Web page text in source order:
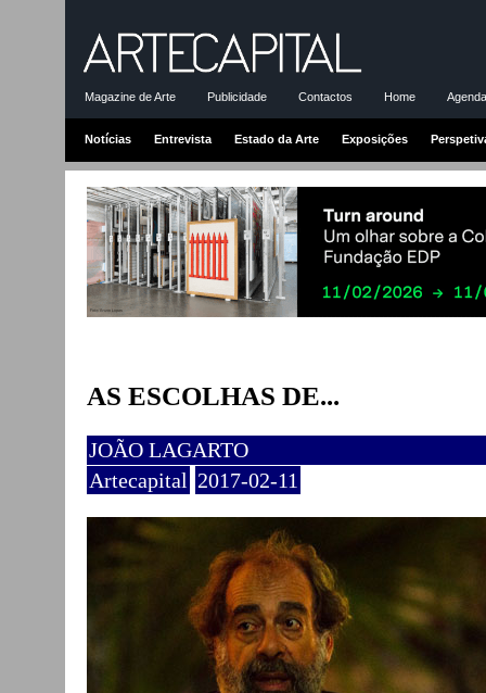
Magazine de Arte Publicidade Contactos Home
Notícias Entrevista Estado da Arte Exposições
AS ESCOLHAS DE...
JOÃO LAGARTO
Artecapital 2017-02-11